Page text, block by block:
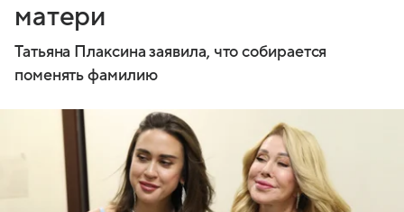
матери
Татьяна Плаксина заявила, что собирается
поменять фамилию